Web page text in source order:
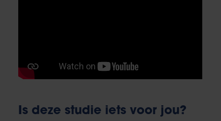
Is deze studie iets voor jou?